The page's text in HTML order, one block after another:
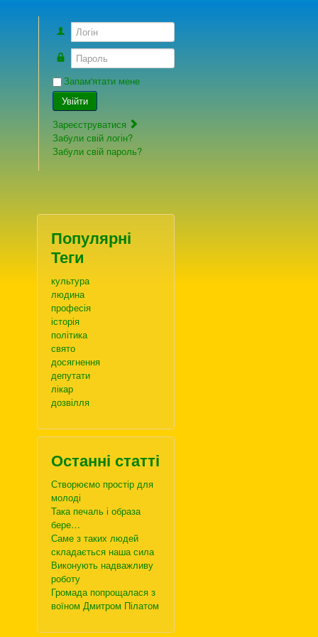
Логін
Пароль
Запам'ятати мене
Увійти
Зареєструватися
Забули свій логін?
Забули свій пароль?
Популярні
Теги
культура
людина
професія
історія
політика
свято
досягнення
депутати
лікар
дозвілля
Останні статті
Створюємо простір для
молоді
Така печаль і образа
бере…
Саме з таких людей
складається наша сила
Виконують надважливу
роботу
Громада попрощалася з
воїном Дмитром Пілатом